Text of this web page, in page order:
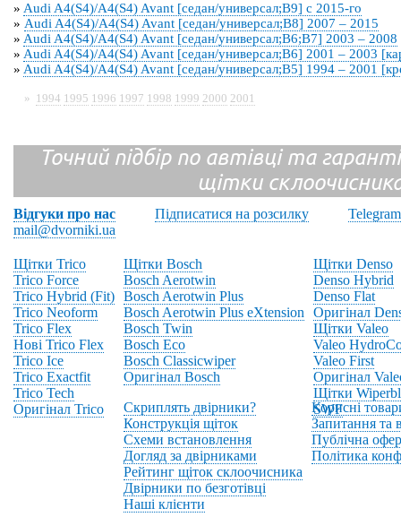
» Audi A4(S4)/A4(S4) Avant [седан/универсал;B9] с 2015-го
» Audi A4(S4)/A4(S4) Avant [седан/универсал;B8] 2007 – 2015
» Audi A4(S4)/A4(S4) Avant [седан/универсал;B6;B7] 2003 – 2008
» Audi A4(S4)/A4(S4) Avant [седан/универсал;B6] 2001 – 2003
» Audi A4(S4)/A4(S4) Avant [седан/универсал;B5] 1994 – 2001
» 1994 1995 1996 1997 1998 1999 2000 2001
Точний підбір по автівці та
щітки
Відгуки про нас Підписатися на розсилку
Telegram
mail@dvorniki.ua
Щітки Trico
Trico Force
Trico Hybrid (Fit)
Trico Neoform
Trico Flex
Нові Trico Flex
Trico Ice
Trico Exactfit
Trico Tech
Оригінал Trico
Щітки Bosch
Bosch Aerotwin
Bosch Aerotwin Plus
Bosch Aerotwin Plus eXtension
Bosch Twin
Bosch Eco
Bosch Classicwiper
Оригінал Bosch
Щітки Denso
Denso Hybrid
Denso Flat
Оригінал
Щітки Valeo
Valeo
Valeo First
Оригінал
Щітки
SWF
Скриплять двірники?
Конструкція щіток
Схеми встановлення
Догляд за двірниками
Рейтинг щіток склоочисника
Двірники по безготівці
Наші клієнти
Корисні
Запитання та
Публічна
Політика